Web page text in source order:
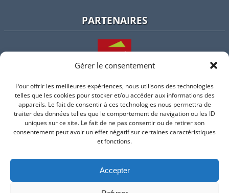
Gérer le consentement
Pour offrir les meilleures expériences, nous utilisons des technologies
telles que les cookies pour stocker et/ou accéder aux informations des
appareils. Le fait de consentir à ces technologies nous permettra de
traiter des données telles que le comportement de navigation ou les ID
uniques sur ce site. Le fait de ne pas consentir ou de retirer son
consentement peut avoir un effet négatif sur certaines caractéristiques
et fonctions.
Accepter
PARTENAIRES
L'intercommunalité
Intramuros
Suivez-nous sur Facebook